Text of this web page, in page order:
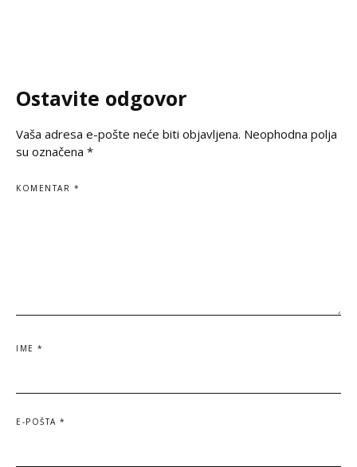
dostojanstveno odaje počast
Ostavite odgovor
Vaša adresa e-pošte neće biti objavljena. Neophodna polja
su označena *
KOMENTAR *
IME *
E-POŠTA *